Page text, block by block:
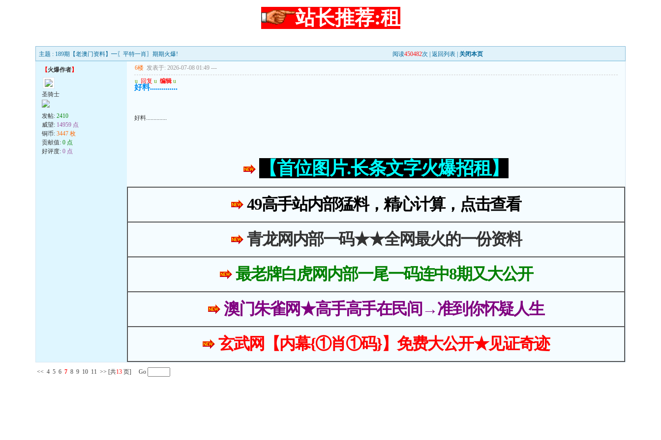
站长推荐:租
主题 : 189期【老澳门资料】━〖平特一肖〗期期火爆! 阅读450482次 | 返回列表 关闭本页
【火爆作者】
圣骑士
发帖: 2410
威望: 14959 点
铜币: 3447 枚
贡献值: 0 点
好评度: 0 点
6楼 发表于: 2026-07-08 01:49 ---
u 回复 u 编辑 u
好料..............
好料..............
【首位图片.长条文字火爆招租】
49高手站内部猛料，精心计算，点击查看
青龙网内部一码★★全网最火的一份资料
最老牌白虎网内部一尾一码连中8期又大公开
澳门朱雀网★高手高手在民间→准到你怀疑人生
玄武网【内幕{①肖①码}】免费大公开★见证奇迹
<< 4 5 6 7 8 9 10 11 >> [共13 页] Go